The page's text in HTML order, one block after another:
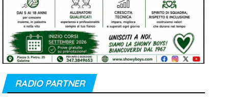
RADIO PARTNER